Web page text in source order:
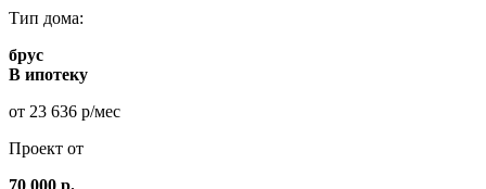
Тип дома:
брус
В ипотеку
от 23 636 р/мес
Проект от
70 000 р.